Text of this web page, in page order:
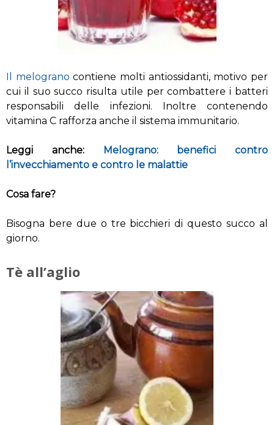
Il melograno contiene molti antiossidanti, motivo per
cui il suo succo risulta utile per combattere i batteri
responsabili delle infezioni. Inoltre contenendo
vitamina C rafforza anche il sistema immunitario.
Leggi anche:
Melograno: benefici contro
l’invecchiamento e contro le malattie
Cosa fare?
Bisogna bere due o tre bicchieri di questo succo al
giorno.
Tè all’aglio